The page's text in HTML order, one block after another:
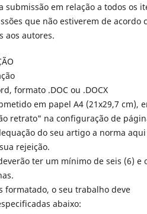
em relação a todos os
que não estiverem de acordo
aos autores.
formato .DOC ou .DOCX
em papel A4 (21x29,7 cm),
retrato" na configuração de
do seu artigo a norma aqui
rejeição.
ter um mínimo de seis (6) e
formatado, o seu trabalho deve
abaixo: